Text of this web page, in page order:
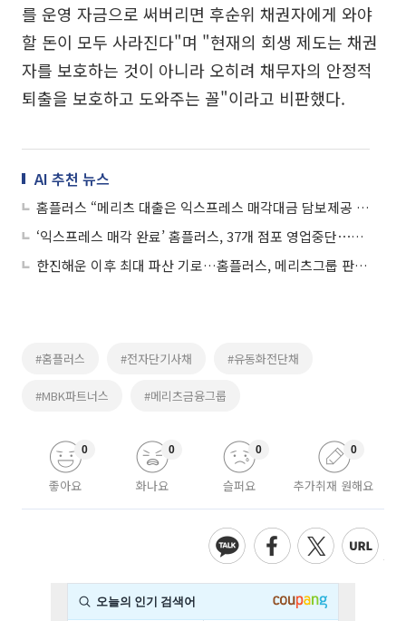
를 운영 자금으로 써버리면 후순위 채권자에게 와야
할 돈이 모두 사라진다"며 "현재의 회생 제도는 채권
자를 보호하는 것이 아니라 오히려 채무자의 안정적
퇴출을 보호하고 도와주는 꼴"이라고 비판했다.
AI 추천 뉴스
홈플러스 “메리츠 대출은 익스프레스 매각대금 담보제공 조건”
‘익스프레스 매각 완료’ 홈플러스, 37개 점포 영업중단⋯“유동성 확보해 회생”
한진해운 이후 최대 파산 기로…홈플러스, 메리츠그룹 판단에 달렸다
#홈플러스 #전자단기사채 #유동화전단채
#MBK파트너스 #메리츠금융그룹
좋아요
0
화나요
0
슬퍼요
0
추가취재 원해요
0